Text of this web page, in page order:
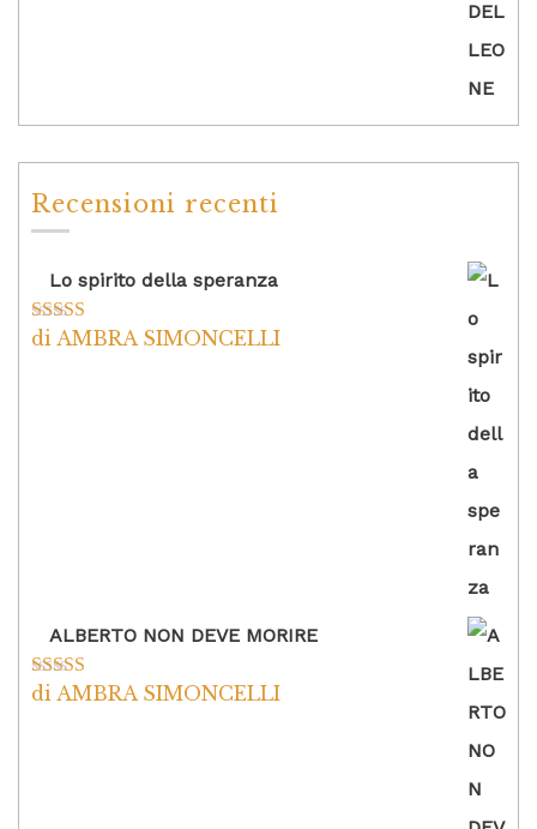
Recensioni recenti
Lo spirito della speranza
Valutato5su
di AMBRA SIMONCELLI
ALBERTO NON DEVE MORIRE
Valutato5su
di AMBRA SIMONCELLI